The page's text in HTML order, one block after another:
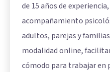
de 15 años de
acompañamiento
adultos, parejas y
modalidad online,
cómodo para trabajar en